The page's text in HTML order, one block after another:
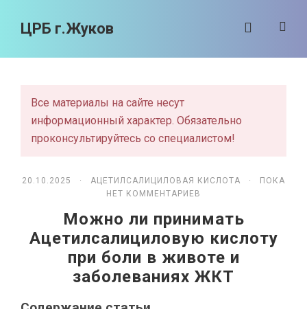
ЦРБ г.Жуков
Все материалы на сайте несут
информационный характер. Обязательно
проконсультируйтесь со специалистом!
20.10.2025 · АЦЕТИЛСАЛИЦИЛОВАЯ КИСЛОТА · ПОКА
НЕТ КОММЕНТАРИЕВ
Можно ли принимать
Ацетилсалициловую кислоту
при боли в животе и
заболеваниях ЖКТ